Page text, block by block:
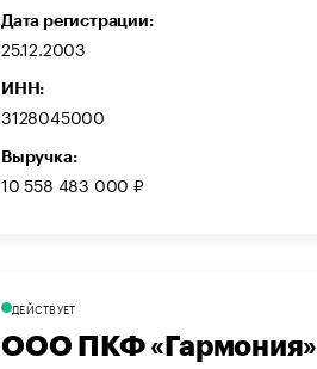
Дата регистрации:
25.12.2003
ИНН:
3128045000
Выручка:
10 558 483 000 ₽
ДЕЙСТВУЕТ
ООО ПКФ «Гармония»